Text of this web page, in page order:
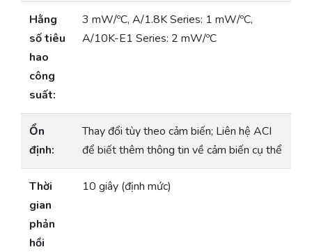
Hằng
số tiêu
hao
công
suất:
3 mW/ºC, A/1.8K Series: 1 mW/ºC,
A/10K-E1 Series: 2 mW/ºC
Ổn
định:
Thay đổi tùy theo cảm biến; Liên hệ ACI
để biết thêm thông tin về cảm biến cụ thể
Thời
gian
phản
hồi
10 giây (định mức)